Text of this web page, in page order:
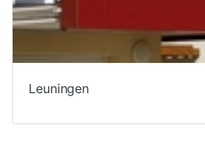
Leuningen